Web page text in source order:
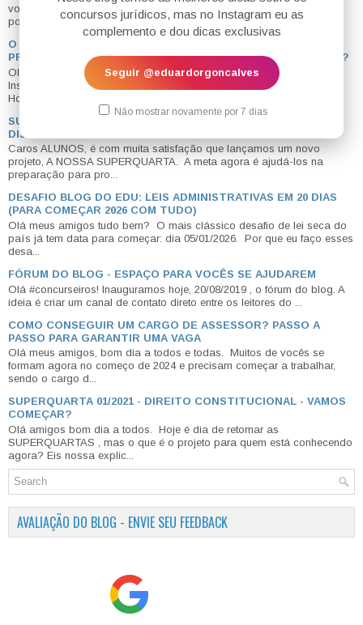
concursos jurídicos, mas no Instagram eu as
complemento e dou dicas exclusivas
Seguir @eduardorgoncalves
Não mostrar novamente por 7 dias
vocês e ao qual mais fico atento é a sugestão bibliográfica , isso
porq...
O TEMPO MÉDIO ATÉ A APROVAÇÃO = QUANTO TEMPO
PRECISO PARA SER APROVADO EM CONCURSOS JURÍDICOS?
Olá queridos, bom dia a todos. Peço que, se possível, sigam no
Instagram @eduardorgoncalves - muito conteúdo legal para vocês!
Hoje ...
SUPERQUARTA: PREPARAÇÃO GRATUITA PARA PROVAS
DISCURSIVAS
Caros ALUNOS, é com muita satisfação que lançamos um novo
projeto, A NOSSA SUPERQUARTA. A meta agora é ajudá-los na
preparação para pro...
DESAFIO BLOG DO EDU: LEIS ADMINISTRATIVAS EM 20 DIAS
(PARA COMEÇAR 2026 COM TUDO)
Olá meus amigos tudo bem? O mais clássico desafio de lei seca do
país já tem data para começar: dia 05/01/2026. Por que eu faço esses
desa...
FÓRUM DO BLOG - ESPAÇO PARA VOCÊS SE AJUDAREM
Olá #concurseiros! Inauguramos hoje, 20/08/2019 , o fórum do blog. A
ideia é criar um canal de contato direto entre os leitores do ...
COMO CONSEGUIR UM CARGO DE ASSESSOR? PASSO A
PASSO PARA GARANTIR UMA VAGA
Olá meus amigos, bom dia a todos e todas. Muitos de vocês se
formam agora no começo de 2024 e precisam começar a trabalhar,
sendo o cargo d...
SUPERQUARTA 01/2021 - DIREITO CONSTITUCIONAL - VAMOS
COMEÇAR?
Olá amigos bom dia a todos. Hoje é dia de retomar as
SUPERQUARTAS , mas o que é o projeto para quem está conhecendo
agora? Eis nossa explic...
AVALIAÇÃO DO BLOG - ENVIE SEU FEEDBACK